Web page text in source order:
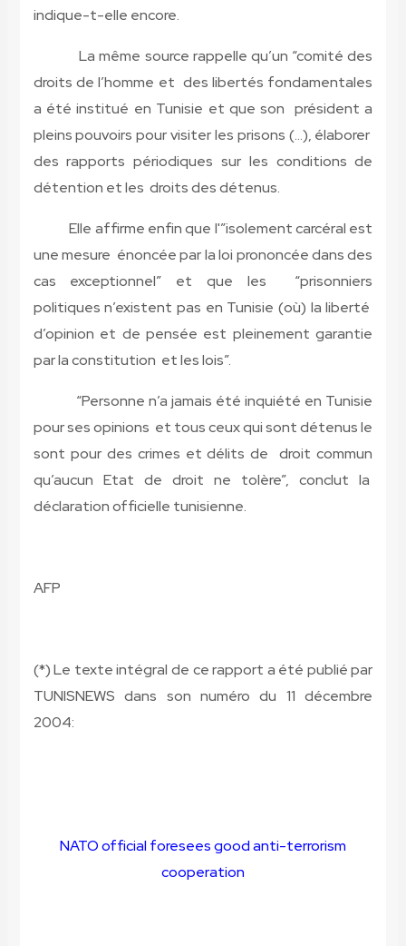
indique-t-elle encore.
La même source rappelle qu’un “comité des
droits de l’homme et des libertés fondamentales
a été institué en Tunisie et que son président a
pleins pouvoirs pour visiter les prisons (…), élaborer
des rapports périodiques sur les conditions de
détention et les droits des détenus.
Elle affirme enfin que l'”isolement carcéral est
une mesure énoncée par la loi prononcée dans des
cas exceptionnel” et que les “prisonniers
politiques n’existent pas en Tunisie (où) la liberté
d’opinion et de pensée est pleinement garantie
par la constitution et les lois”.
“Personne n’a jamais été inquiété en Tunisie
pour ses opinions et tous ceux qui sont détenus le
sont pour des crimes et délits de droit commun
qu’aucun Etat de droit ne tolère”, conclut la
déclaration officielle tunisienne.
AFP
(*) Le texte intégral de ce rapport a été publié par
TUNISNEWS dans son numéro du 11 décembre
2004:
NATO official foresees good anti-terrorism
cooperation